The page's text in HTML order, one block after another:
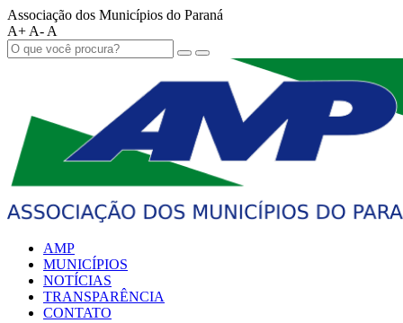
Associação dos Municípios do Paraná
A+ A- A
AMP
MUNICÍPIOS
NOTÍCIAS
TRANSPARÊNCIA
CONTATO